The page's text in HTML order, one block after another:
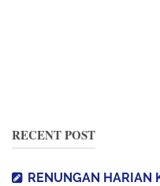
RECENT POST
RENUNGAN HARIAN